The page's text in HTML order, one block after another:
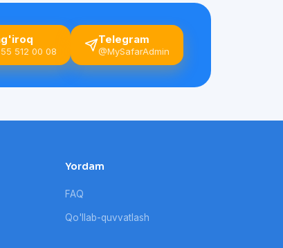
512 00 08
Telegram
@MySafarAdmin
Yordam
FAQ
Qo'llab-quvvatlash